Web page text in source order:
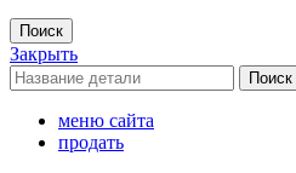
Поиск
Закрыть
Поиск
меню сайта
продать